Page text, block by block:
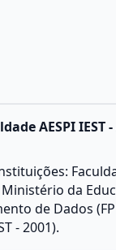
AESPI IEST
da
de Dados
- 2001).